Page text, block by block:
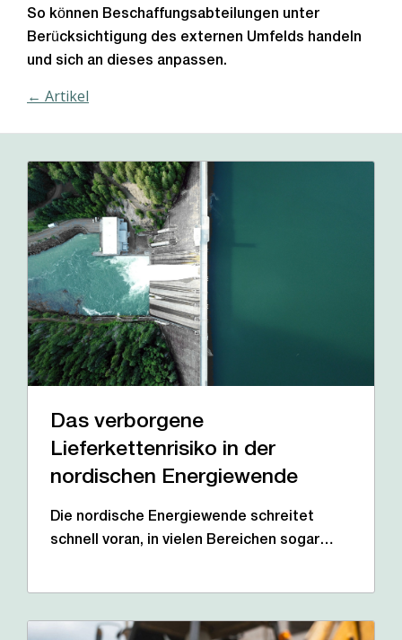
So können Beschaffungsabteilungen unter
Berücksichtigung des externen Umfelds handeln
und sich an dieses anpassen.
← Artikel
Das verborgene
Lieferkettenrisiko in der
nordischen Energiewende
Die nordische Energiewende schreitet
schnell voran, in vielen Bereichen sogar…